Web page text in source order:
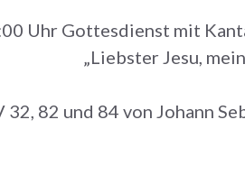
Uhr Gottesdienst mit
„Liebster Jesu,
32, 82 und 84 von Johann